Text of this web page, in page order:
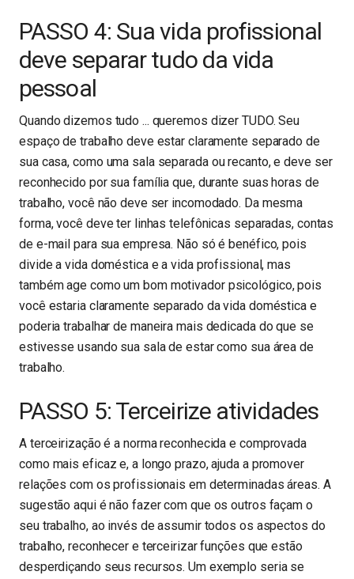
PASSO 4: Sua vida profissional
deve separar tudo da vida
pessoal
Quando dizemos tudo ... queremos dizer TUDO. Seu
espaço de trabalho deve estar claramente separado de
sua casa, como uma sala separada ou recanto, e deve ser
reconhecido por sua família que, durante suas horas de
trabalho, você não deve ser incomodado. Da mesma
forma, você deve ter linhas telefônicas separadas, contas
de e-mail para sua empresa. Não só é benéfico, pois
divide a vida doméstica e a vida profissional, mas
também age como um bom motivador psicológico, pois
você estaria claramente separado da vida doméstica e
poderia trabalhar de maneira mais dedicada do que se
estivesse usando sua sala de estar como sua área de
trabalho.
PASSO 5: Terceirize atividades
A terceirização é a norma reconhecida e comprovada
como mais eficaz e, a longo prazo, ajuda a promover
relações com os profissionais em determinadas áreas. A
sugestão aqui é não fazer com que os outros façam o
seu trabalho, ao invés de assumir todos os aspectos do
trabalho, reconhecer e terceirizar funções que estão
desperdiçando seus recursos. Um exemplo seria se